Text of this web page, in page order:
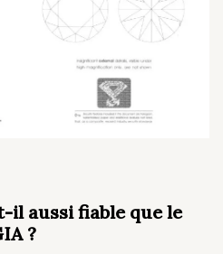
aussi fiable que le
?